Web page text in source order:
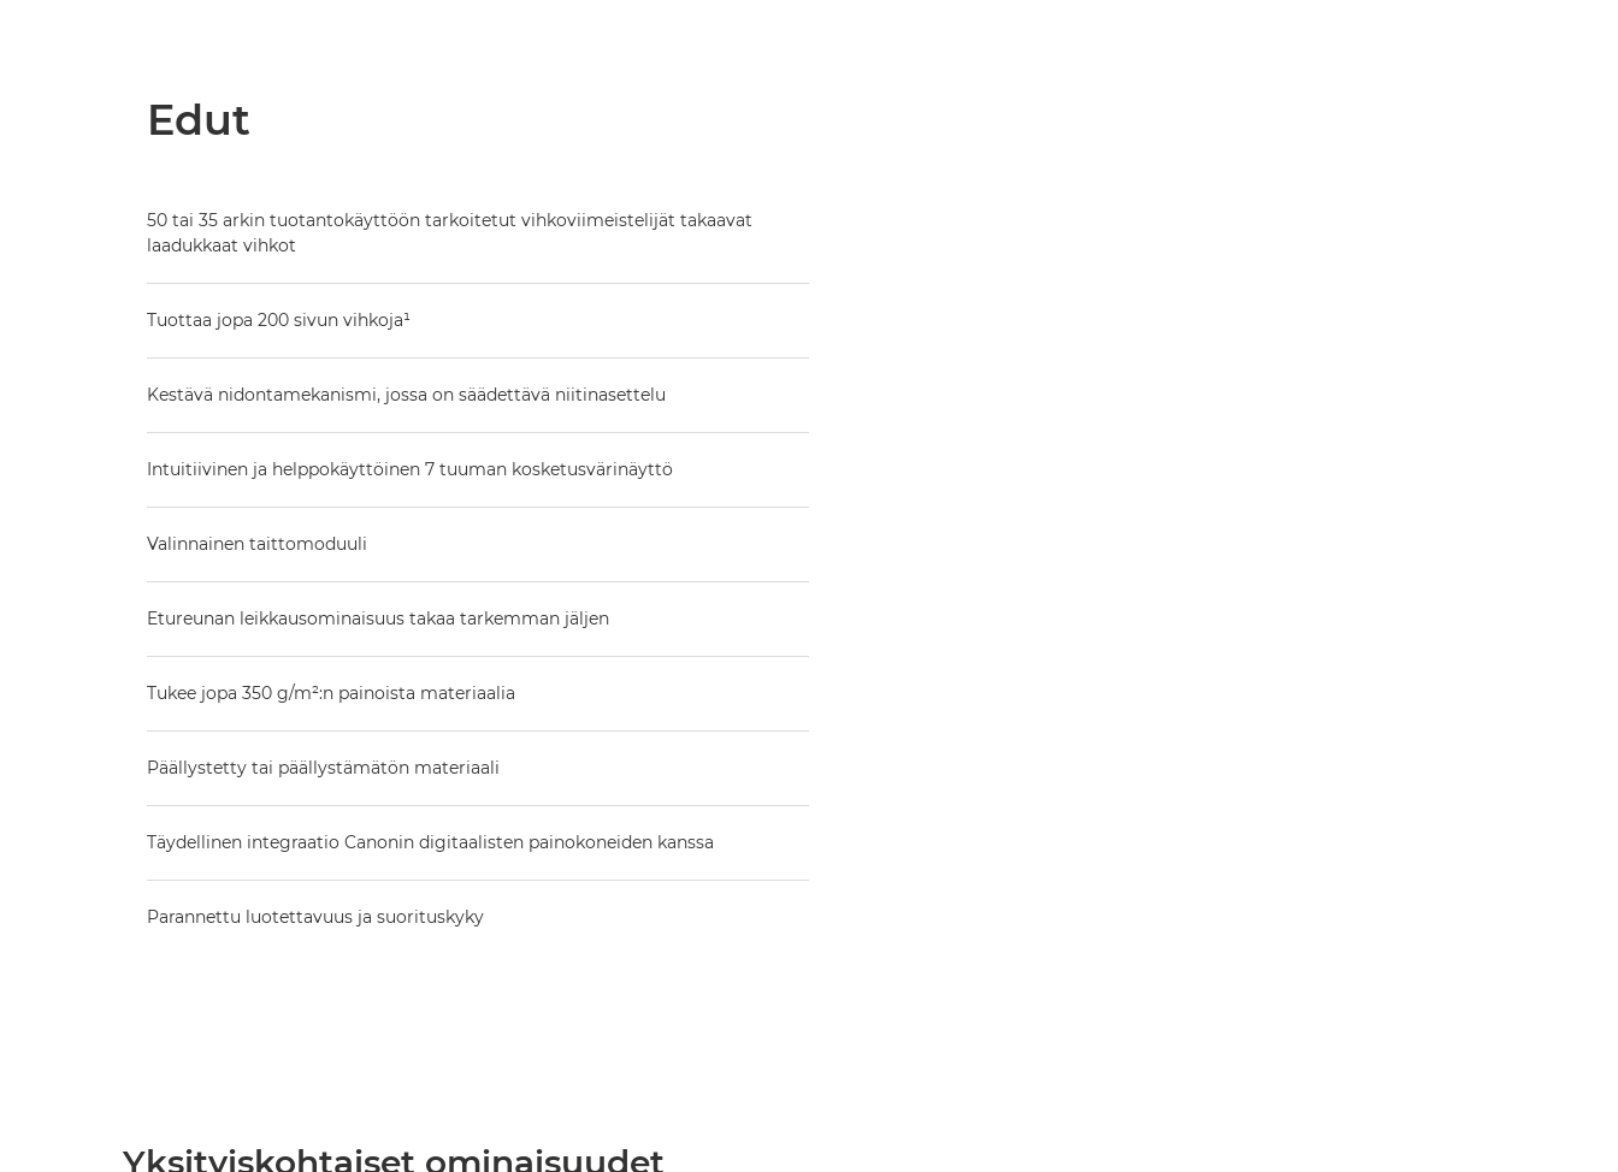
Edut
50 tai 35 arkin tuotantokäyttöön tarkoitetut vihkoviimeistelijät takaavat
laadukkaat vihkot
Tuottaa jopa 200 sivun vihkoja¹
Kestävä nidontamekanismi, jossa on säädettävä niitinasettelu
Intuitiivinen ja helppokäyttöinen 7 tuuman kosketusvärinäyttö
Valinnainen taittomoduuli
Etureunan leikkausominaisuus takaa tarkemman jäljen
Tukee jopa 350 g/m²:n painoista materiaalia
Päällystetty tai päällystämätön materiaali
Täydellinen integraatio Canonin digitaalisten painokoneiden kanssa
Parannettu luotettavuus ja suorituskyky
Yksityiskohtaiset ominaisuudet